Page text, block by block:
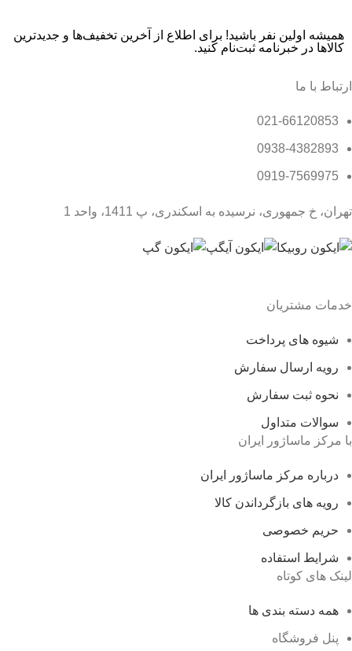
همیشه اولین نفر باشید! برای اطلاع از آخرین تخفیف‌ها و جدیدترین
کالاها در خبرنامه ثبت‌نام کنید.
ارتباط با ما
021-66120853
0938-4382893
0919-7569975
تهران، خ جمهوری، نرسیده به اسکندری، پ 1411، واحد 1
خدمات مشتریان
شیوه های پرداخت
رویه ارسال سفارش
نحوه ثبت سفارش
سوالات متداول
با مرکز ماساژور ایران
درباره مرکز ماساژور ایران
رویه های بازگرداندن کالا
حریم خصوصی
شرایط استفاده
لینک های کوتاه
همه دسته بندی ها
پنل فروشگاه